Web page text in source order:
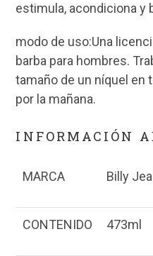
estimula, acondiciona y
modo de uso:Una
barba para hombres.
tamaño de un níquel en
por la mañana.
INFORMACIÓN
MARCA Billy
CONTENIDO 473ml